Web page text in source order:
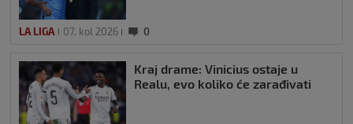
LA LIGA 07. kol 2026 0
Kraj drame: Vinicius ostaje u
Realu, evo koliko će zarađivati